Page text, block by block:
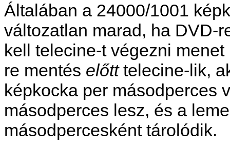
Általában a 24000/1001
változatlan marad, ha DVD-
kell telecine-t végezni
re mentés előtttelecine-lik,
képkocka per másodperces
másodperces lesz, és a
másodpercesként tárolódik.